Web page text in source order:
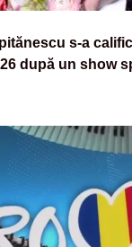
s-a
după un show